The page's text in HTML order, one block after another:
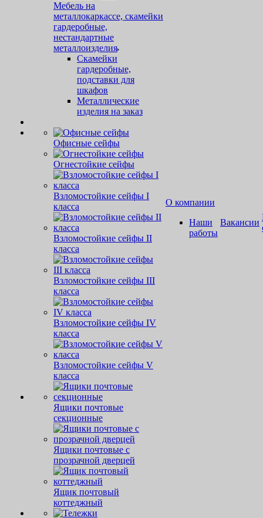
Мебель на
металлокаркассе, скамейки
гардеробные,
нестандартные
металлоизделия
Скамейки
гардеробные,
подставки для
шкафов
Металлические
изделия на заказ
Офисные сейфы
Огнестойкие сейфы
Взломостойкие сейфы I
класса
Взломостойкие сейфы II
класса
Взломостойкие сейфы III
класса
Взломостойкие сейфы IV
класса
Взломостойкие сейфы V
класса
Ящики почтовые
секционные
Ящики почтовые с
прозрачной дверцей
Ящик почтовый
коттеджный
О компании
Наши
работы
Вакансии